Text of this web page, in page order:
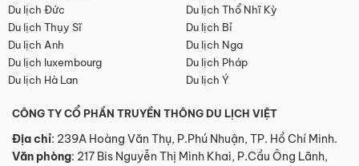
Du lịch Đức
Du lịch Thổ Nhĩ Kỳ
Du lịch Thụy Sĩ
Du lịch Bỉ
Du lịch Anh
Du lịch Nga
Du lịch luxembourg
Du lịch Pháp
Du lịch Hà Lan
Du lịch Ý
CÔNG TY CỔ PHẦN TRUYỀN THÔNG DU LỊCH VIỆT
Địa chỉ: 239A Hoàng Văn Thụ, P.Phú Nhuận, TP. Hồ Chí Minh.
Văn phòng: 217 Bis Nguyễn Thị Minh Khai, P.Cầu Ông Lãnh,